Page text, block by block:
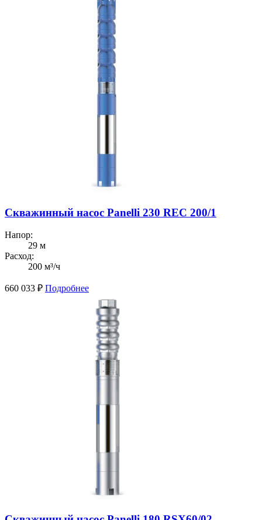
Скважинный насос Panelli 230 REC 200/1
Напор:
29 м
Расход:
200 м³/ч
660 033 ₽ Подробнее